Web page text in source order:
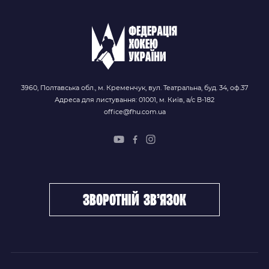
3960, Полтавська обл., м. Кременчук, вул. Театральна, буд. 34, оф.37
Адреса для листування: 01001, м. Київ, а/с В-182
office@fhu.com.ua
зворотній зв’язок